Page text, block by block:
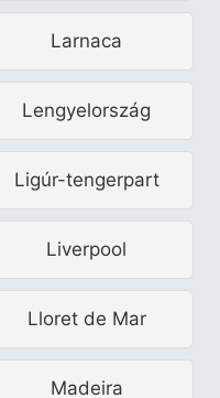
Larnaca
Lengyelország
Ligúr-tengerpart
Liverpool
Lloret de Mar
Madeira